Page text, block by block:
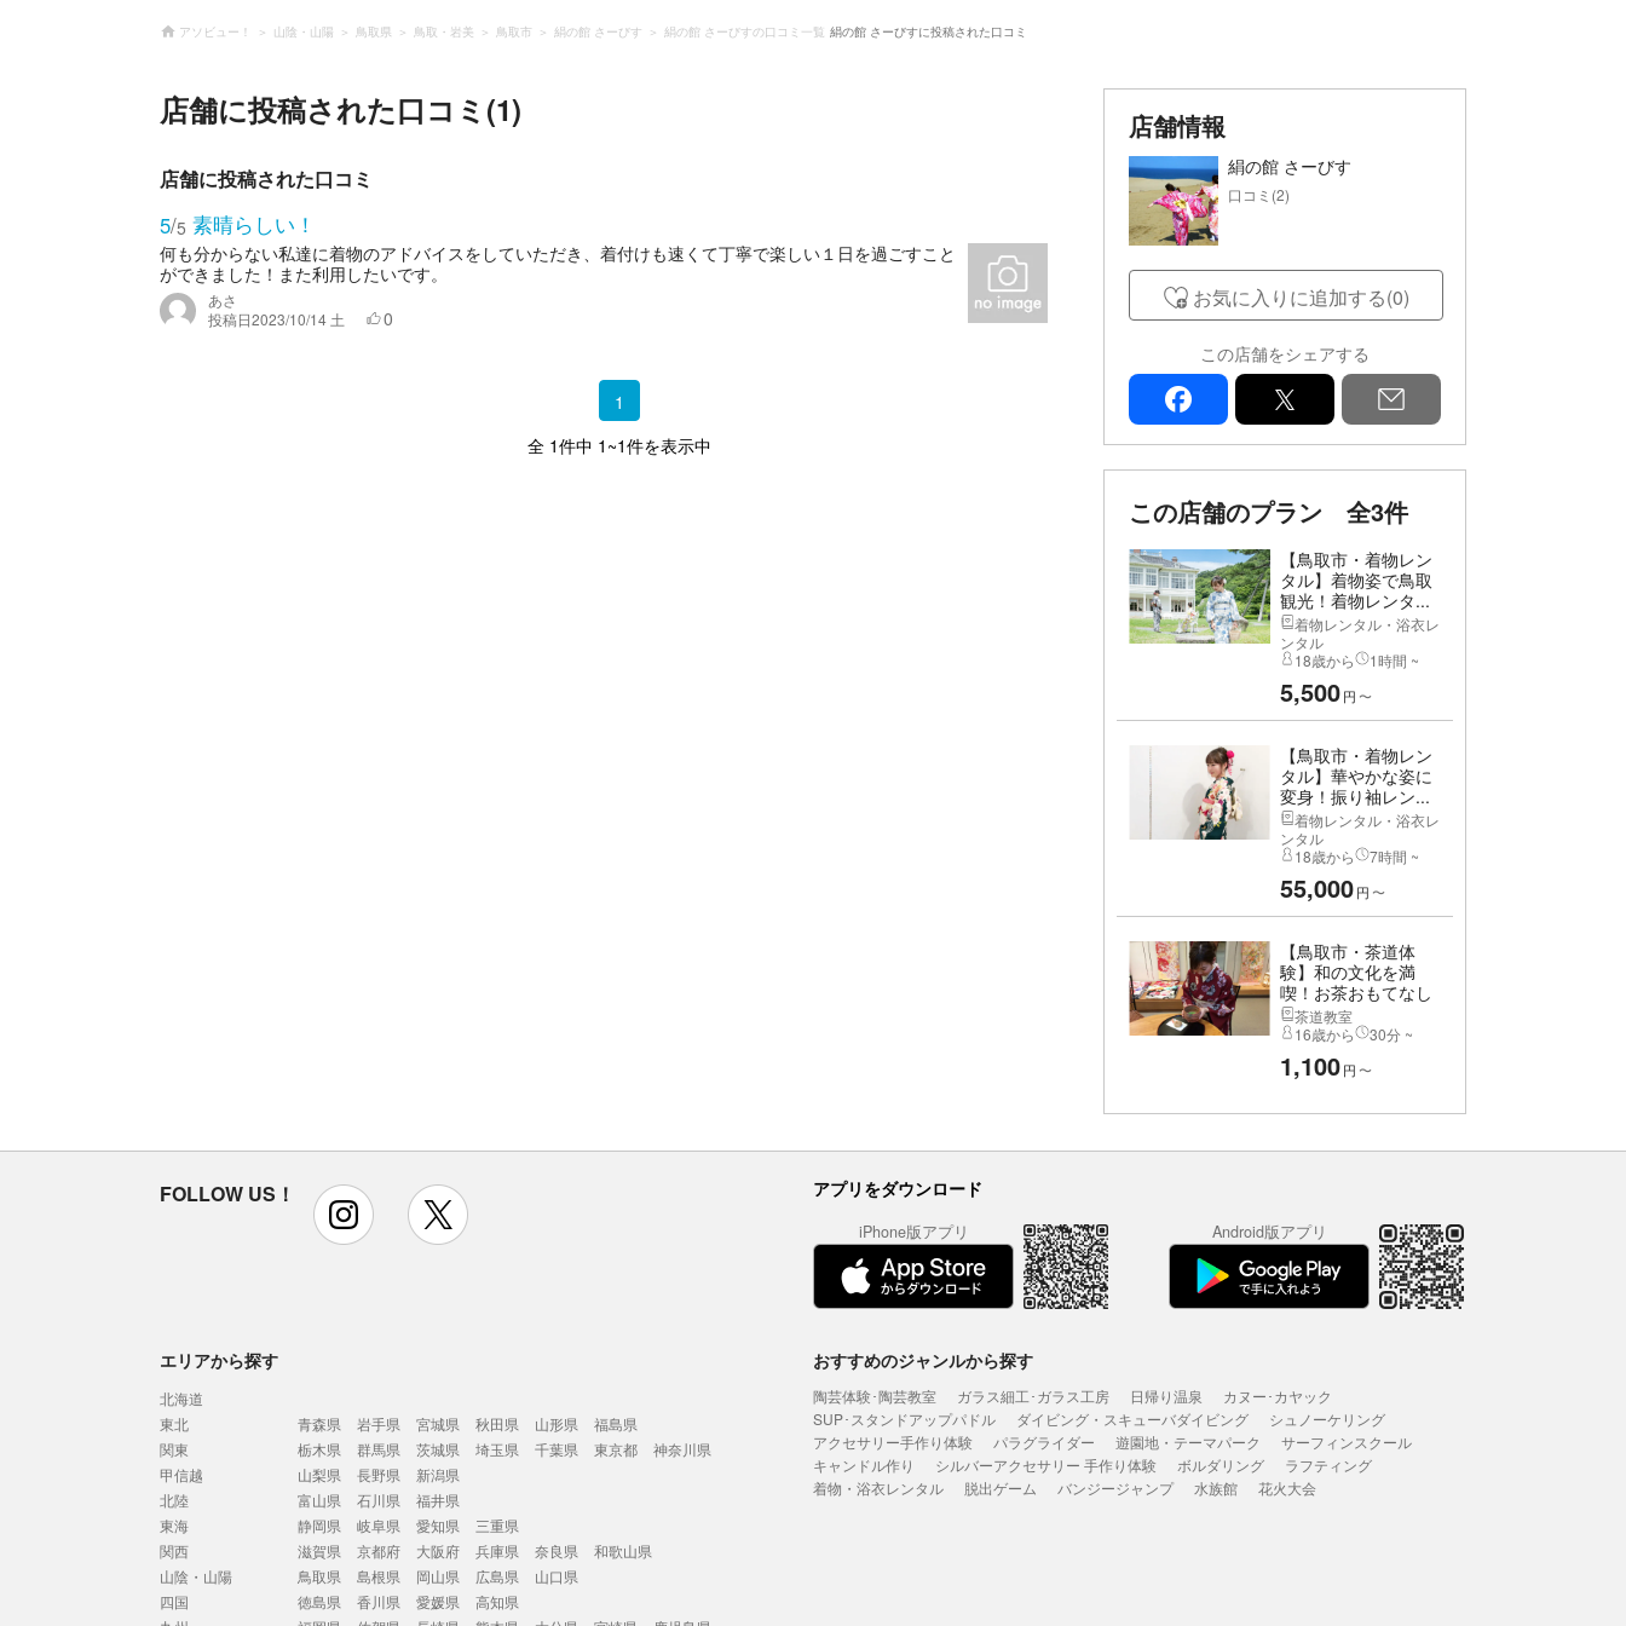
アソビュー！ 山陰・山陽 鳥取県 鳥取・岩美 鳥取市 絹の館 さーびす 絹の館 さーびすの口コミ一覧 絹の館 さーびすに投稿された口コミ
店舗に投稿された口コミ(1)
店舗に投稿された口コミ
5/5 素晴らしい！
何も分からない私達に着物のアドバイスをしていただき、着付けも速くて丁寧で楽しい１日を過ごすこと
ができました！また利用したいです。
あさ
投稿日2023/10/14 土 0
1
全 1件中 1~1件を表示中
店舗情報
絹の館 さーびす
口コミ(2)
お気に入りに追加する(0)
この店舗をシェアする
facebook
この店舗のプラン 全3件
【鳥取市・着物レン
タル】着物姿で鳥取
観光！着物レンタ...
着物レンタル・浴衣レ
ンタル
18歳から
1時間 ~
5,500円 〜
【鳥取市・着物レン
タル】華やかな姿に
変身！振り袖レン...
着物レンタル・浴衣レ
ンタル
18歳から
7時間 ~
55,000円 〜
【鳥取市・茶道体
験】和の文化を満
喫！お茶おもてなし
体験茶道教室
16歳から
30分 ~
1,100円 〜
FOLLOW US！ instagram アプリをダウンロード
iPhone版アプリ Android版アプリ
エリアから探す
北海道
東北
青森県 岩手県 宮城県 秋田県 山形県
福島県
関東
栃木県 群馬県 茨城県 埼玉県 千葉県 東京都
神奈川県
甲信越
山梨県 長野県
新潟県
北陸
富山県 石川県
福井県
東海
静岡県 岐阜県 愛知県
三重県
関西
滋賀県 京都府 大阪府 兵庫県 奈良県
和歌山県
山陰・山陽
鳥取県 島根県 岡山県 広島県
山口県
四国
徳島県 香川県 愛媛県
高知県
おすすめのジャンルから探す
陶芸体験･陶芸教室 ガラス細工･ガラス工房 日帰り温泉
カヌー･カヤック
SUP･スタンドアップパドル
ダイビング・スキューバダイビング
シュノーケリング
アクセサリー手作り体験
パラグライダー 遊園地・テーマパーク
サーフィンスクール
キャンドル作り
シルバーアクセサリー 手作り体験 ボルダリング
ラフティング
着物・浴衣レンタル
脱出ゲーム バンジージャンプ 水族館 花火大会